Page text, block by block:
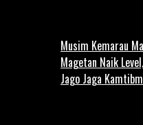
Musim Kemarau
Magetan Naik
Jago Jaga